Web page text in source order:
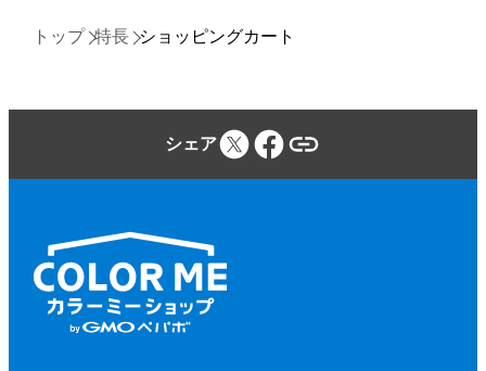
トップ 特長 ショッピングカート
シェア